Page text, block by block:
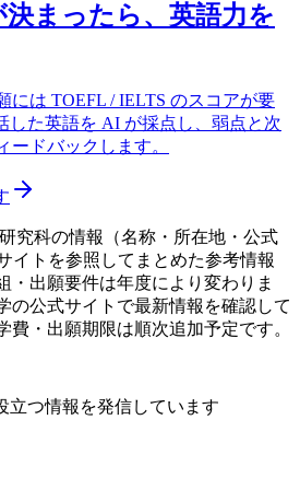
まったら、英語力を
には TOEFL / IELTS のスコアが要
した英語を AI が採点し、弱点と次
ードバックします。
究科の情報（名称・所在地・公式
イトを参照してまとめた参考情報
・出願要件は年度により変わりま
の公式サイトで最新情報を確認して
費・出願期限は順次追加予定です。
立つ情報を発信しています